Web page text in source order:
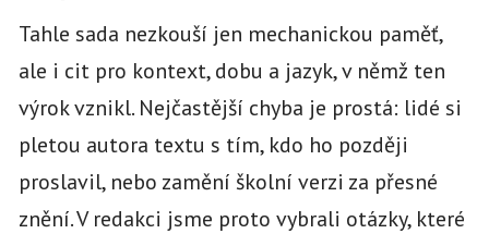
Tahle sada nezkouší jen mechanickou paměť,
ale i cit pro kontext, dobu a jazyk, v němž ten
výrok vznikl. Nejčastější chyba je prostá: lidé si
pletou autora textu s tím, kdo ho později
proslavil, nebo zamění školní verzi za přesné
znění. V redakci jsme proto vybrali otázky, které